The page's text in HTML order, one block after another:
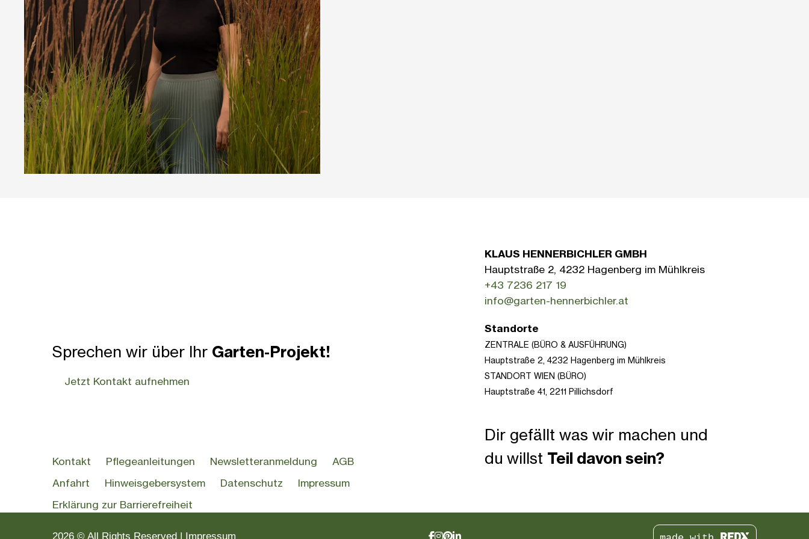
Sprechen wir über Ihr Garten-Projekt!
Jetzt Kontakt aufnehmen
Kontakt Pflegeanleitungen Newsletteranmeldung
AGB
Anfahrt
Hinweisgebersystem Datenschutz
Impressum
Erklärung zur Barrierefreiheit
KLAUS HENNERBICHLER GMBH
Hauptstraße 2, 4232 Hagenberg im Mühlkreis
+43 7236 217 19
info@garten-hennerbichler.at
Standorte
ZENTRALE (BÜRO & AUSFÜHRUNG)
Hauptstraße 2, 4232 Hagenberg im Mühlkreis
STANDORT WIEN (BÜRO)
Hauptstraße 41, 2211 Pillichsdorf
Dir gefällt was wir machen und
du willst Teil davon sein?
2026 © All Rights Reserved Impressum